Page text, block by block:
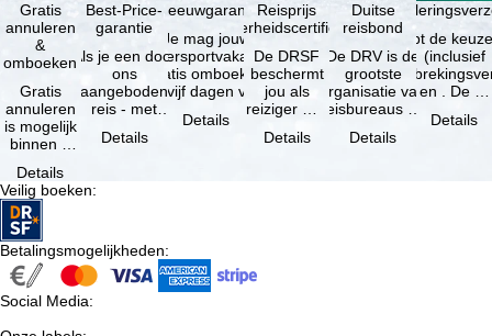
Gratis
annuleren
&
omboeken
Gratis
annuleren
is mogelijk
binnen 5
de
boeking,
als jouw
vakantie …
Details
Best-Price-
garantie
Als je een door
ons
aangeboden
reis - met
dezelfde inhoud
en
Details
Sneeuwgarantie
Je mag jouw
wintersportvakantie
gratis omboeken
als vijf dagen voor
Details
Reisprijs
zekerheidscertificaat
De DRSF
beschermt
jou als
reiziger met
pakketreis
Details
Duitse
reisbond
De DRV is de
grootste
organisatie van
reisbureaus en
in Duitsland. …
Details
Je hebt de
(inclusief
en . De …
Details
Veilig boeken:
Betalingsmogelijkheden:
Social Media: